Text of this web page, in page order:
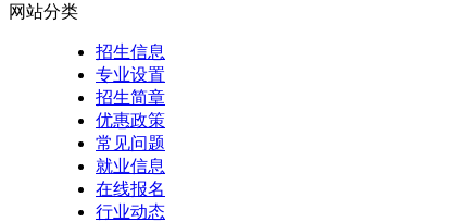
网站分类
招生信息
专业设置
招生简章
优惠政策
常见问题
就业信息
在线报名
行业动态